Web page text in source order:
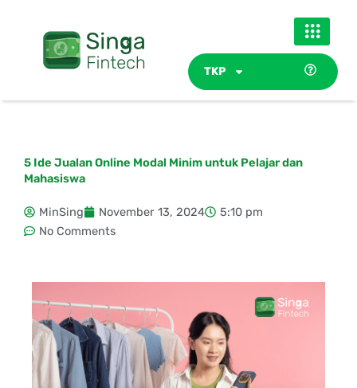
TKP
5 Ide Jualan Online Modal Minim untuk Pelajar dan
Mahasiswa
MinSing November 13, 2024
5:10 pm
No Comments